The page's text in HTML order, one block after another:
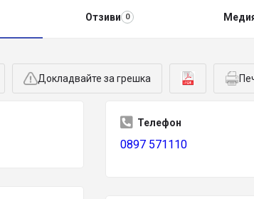
Отзиви 0
Докладвайте за грешка
Телефон
0897 571110